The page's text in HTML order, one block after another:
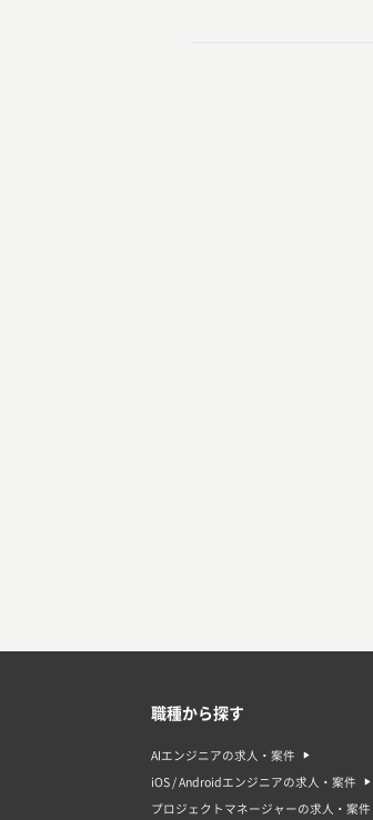
職種から探す
AIエンジニアの求人・案件
iOS / Androidエンジニアの求人・案件
プロジェクトマネージャーの求人・案件